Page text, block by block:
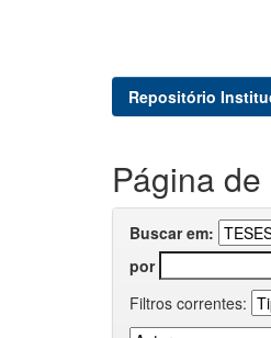
Repositório
Página
Buscar em:
por
Filtros correntes: